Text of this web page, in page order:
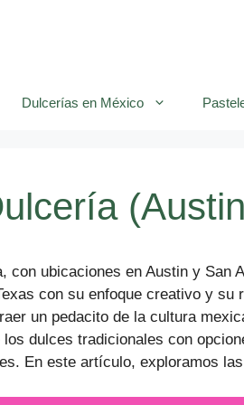
Dulcerías en México
con ubicaciones en Austin y San
con su enfoque creativo y
un pedacito de la cultura
los dulces tradicionales con
En este artículo, exploramos